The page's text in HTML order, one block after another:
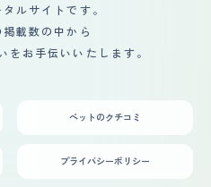
きによく鳴きます。 人が
の姿が見えるまで鳴きます。
の柄と
たのでブリーダーさんからお
どよりも負担をかけないよう
まだ子供だからかもしれませ
おもちゃでも物怖じせず、遊
はしませんが、広いゲージを
にしたところ、鳥や昆虫など
いない様子です。動物の感な
ったです
ルサイトです。
載数の中から
をお手伝いいたします。
ペットのクチコミ
プライバシーポリシー